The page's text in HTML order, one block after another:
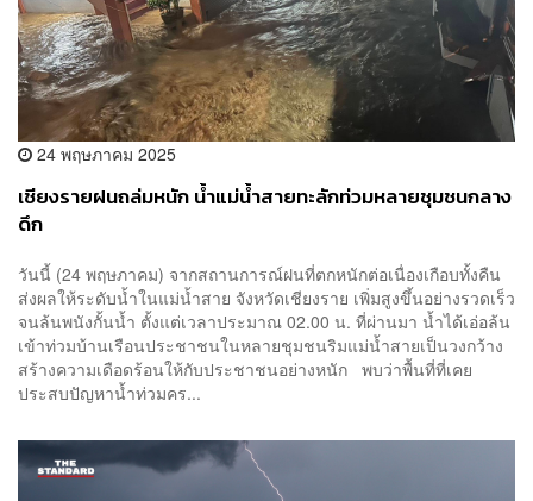
24 พฤษภาคม 2025
เชียงรายฝนถล่มหนัก น้ำแม่น้ำสายทะลักท่วมหลายชุมชนกลาง
ดึก
วันนี้ (24 พฤษภาคม) จากสถานการณ์ฝนที่ตกหนักต่อเนื่องเกือบทั้งคืน
ส่งผลให้ระดับน้ำในแม่น้ำสาย จังหวัดเชียงราย เพิ่มสูงขึ้นอย่างรวดเร็ว
จนล้นพนังกั้นน้ำ ตั้งแต่เวลาประมาณ 02.00 น. ที่ผ่านมา น้ำได้เอ่อล้น
เข้าท่วมบ้านเรือนประชาชนในหลายชุมชนริมแม่น้ำสายเป็นวงกว้าง
สร้างความเดือดร้อนให้กับประชาชนอย่างหนัก พบว่าพื้นที่ที่เคย
ประสบปัญหาน้ำท่วมคร...